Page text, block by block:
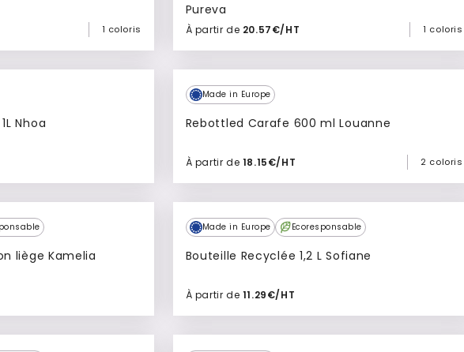
1 coloris
devis
Pureva
À partir de 20.57€/HT 1 coloris
Ajouter à mon devis
Nhoa
devis
Made in Europe
Rebottled Carafe 600 ml Louanne
À partir de 18.15€/HT 2 coloris
Ajouter à mon devis
liège Kamelia
devis
Made in Europe Ecoresponsable
Bouteille Recyclée 1,2 L Sofiane
À partir de 11.29€/HT
Ajouter à mon devis